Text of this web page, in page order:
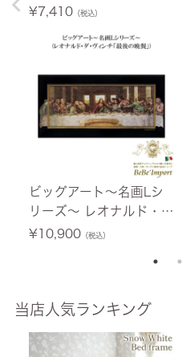
料無料】 [Y]
¥7,410（税込）
ビッグアート～名画Lシ
リーズ～ レオナルド・
ダ・ヴィンチ「最後の晩
¥10,900（税込）
当店人気ランキング